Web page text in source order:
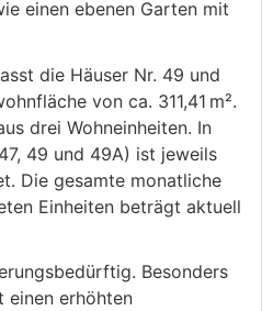
einen ebenen Garten mit
die Häuser Nr. 49 und
von ca. 311,41 m².
drei Wohneinheiten. In
49 und 49A) ist jeweils
Die gesamte monatliche
Einheiten beträgt aktuell
Besonders
einen erhöhten